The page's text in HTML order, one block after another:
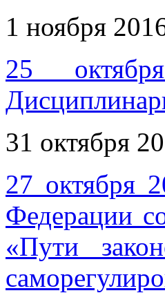
1 ноября
25
31 октября
27 октября
Федерации
«Пути